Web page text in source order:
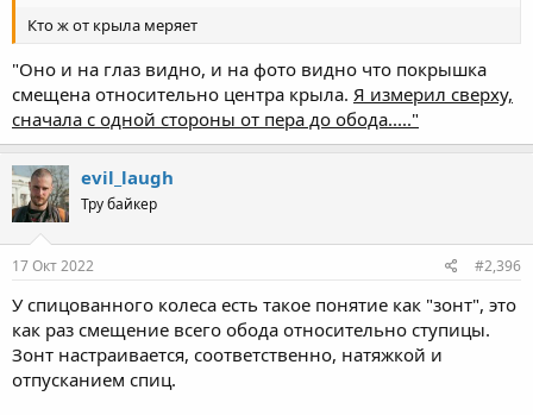
Кто ж от крыла меряет
"Оно и на глаз видно, и на фото видно что покрышка
смещена относительно центра крыла. Я измерил сверху,
сначала с одной стороны от пера до обода....."
evil_laugh
Тру байкер
17 Окт 2022 #2,396
У спицованного колеса есть такое понятие как "зонт", это
как раз смещение всего обода относительно ступицы.
Зонт настраивается, соответственно, натяжкой и
отпусканием спиц.